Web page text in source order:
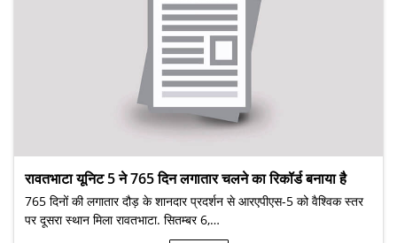
रावतभाटा यूनिट 5 ने 765 दिन लगातार चलने का रिकॉर्ड बनाया है
765 दिनों की लगातार दौड़ के शानदार प्रदर्शन से आरएपीएस-5 को वैश्विक स्तर
पर दूसरा स्थान मिला रावतभाटा. सितम्बर 6,…